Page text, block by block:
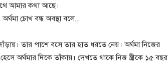
আমার কথা আছে।
চোখ বন্ধ অবস্থা বলে,,
তার পাশে বসে তার হাত ধরতে নেয়। অর্ঘমা নিজের
অর্ঘমার দিকে তাঁকায়। দেখতে থাকে নিজ স্ত্রীকে ১৫ বছর